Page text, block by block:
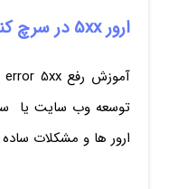
ارور 5xx در سرچ کنسول
توسعه وب سایت یا
ارور ها و مشکلات ساده